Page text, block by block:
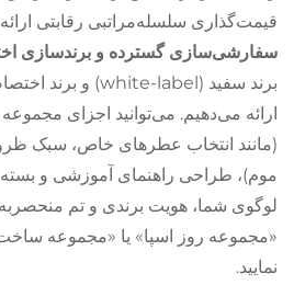
قیمت‌گذاری سلسله‌مراتبی رقابتی
سفارشی‌سازی گسترده و برندسازی
ارائه می‌دهیم. می‌توانید اجزای
(مانند انتخاب عطرهای خاص، سبک
موم)، طراحی راهنمای آموزشی و
لوگوی شما، هویت برندی و تم
«مجموعه روز اسپا» یا «مجموعه
نمایید.